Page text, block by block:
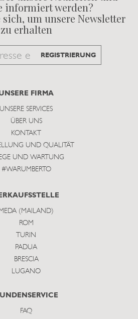
informiert werden?
um unsere Newsletter
zu erhalten
REGISTRIERUNG
FIRMA
UNSERE SERVICES
ÜBER UNS
KONTAKT
UND QUALITÄT
UND WARTUNG
#WARUMBERTO
(MAILAND)
ROM
TURIN
PADUA
BRESCIA
LUGANO
FAQ